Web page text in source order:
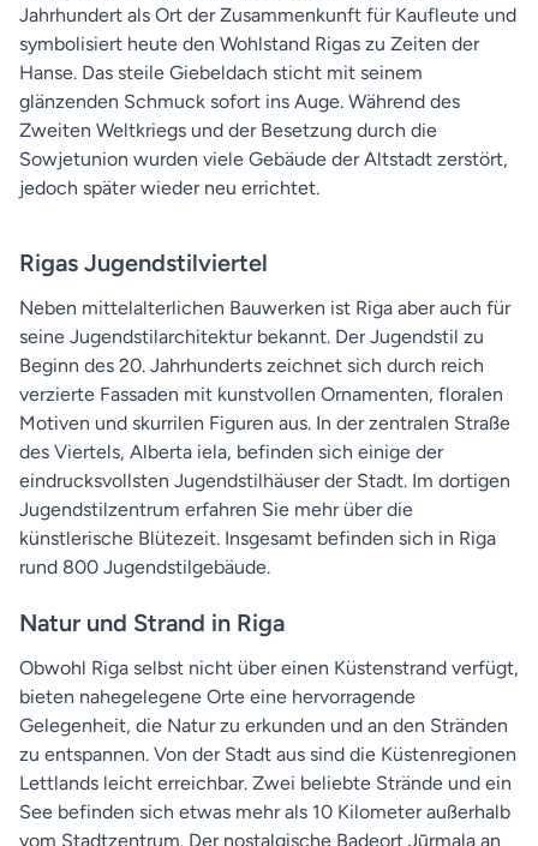
Jahrhundert als Ort der Zusammenkunft für Kaufleute und
symbolisiert heute den Wohlstand Rigas zu Zeiten der
Hanse. Das steile Giebeldach sticht mit seinem
glänzenden Schmuck sofort ins Auge. Während des
Zweiten Weltkriegs und der Besetzung durch die
Sowjetunion wurden viele Gebäude der Altstadt zerstört,
jedoch später wieder neu errichtet.
Rigas Jugendstilviertel
Neben mittelalterlichen Bauwerken ist Riga aber auch für
seine Jugendstilarchitektur bekannt. Der Jugendstil zu
Beginn des 20. Jahrhunderts zeichnet sich durch reich
verzierte Fassaden mit kunstvollen Ornamenten, floralen
Motiven und skurrilen Figuren aus. In der zentralen Straße
des Viertels, Alberta iela, befinden sich einige der
eindrucksvollsten Jugendstilhäuser der Stadt. Im dortigen
Jugendstilzentrum erfahren Sie mehr über die
künstlerische Blütezeit. Insgesamt befinden sich in Riga
rund 800 Jugendstilgebäude.
Natur und Strand in Riga
Obwohl Riga selbst nicht über einen Küstenstrand verfügt,
bieten nahegelegene Orte eine hervorragende
Gelegenheit, die Natur zu erkunden und an den Stränden
zu entspannen. Von der Stadt aus sind die Küstenregionen
Lettlands leicht erreichbar. Zwei beliebte Strände und ein
See befinden sich etwas mehr als 10 Kilometer außerhalb
vom Stadtzentrum. Der nostalgische Badeort Jūrmala an